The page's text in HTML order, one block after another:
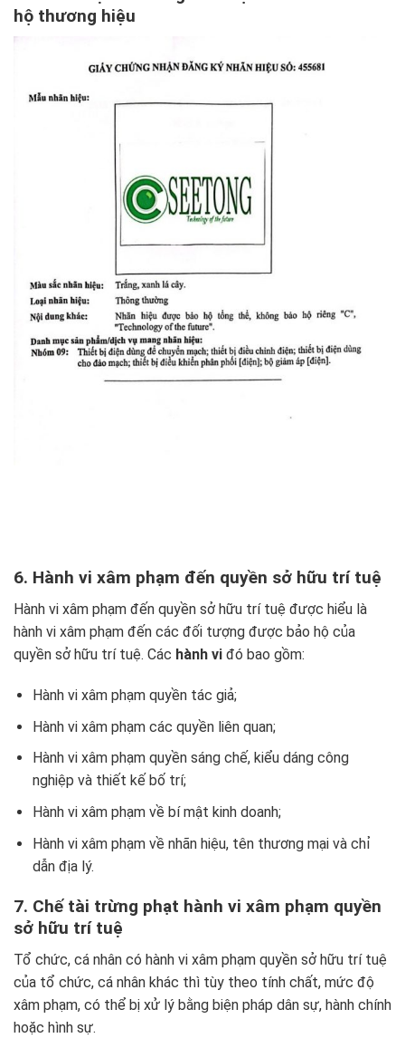
hộ thương hiệu
6. Hành vi xâm phạm đến quyền sở hữu trí tuệ
Hành vi xâm phạm đến quyền sở hữu trí tuệ được hiểu là
hành vi xâm phạm đến các đối tượng được bảo hộ của
quyền sở hữu trí tuệ. Các hành vi đó bao gồm:
Hành vi xâm phạm quyền tác giả;
Hành vi xâm phạm các quyền liên quan;
Hành vi xâm phạm quyền sáng chế, kiểu dáng công
nghiệp và thiết kế bố trí;
Hành vi xâm phạm về bí mật kinh doanh;
Hành vi xâm phạm về nhãn hiệu, tên thương mại và chỉ
dẫn địa lý.
7. Chế tài trừng phạt hành vi xâm phạm quyền
sở hữu trí tuệ
Tổ chức, cá nhân có hành vi xâm phạm quyền sở hữu trí tuệ
của tổ chức, cá nhân khác thì tùy theo tính chất, mức độ
xâm phạm, có thể bị xử lý bằng biện pháp dân sự, hành chính
hoặc hình sự.